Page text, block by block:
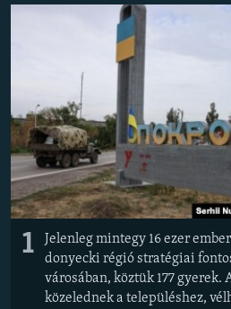
A PÉNZ NYOMÁBAN
KLÍMAVÁLTOZÁS
A MÚLT TANULSÁGAI
KÖVESSEN MINKET!
Valamennyi RFE/RL weboldal
1
Jelenleg mintegy 16 ezer
donyecki régió stratégiai
városában, köztük 177 gyerek.
közelednek a településhez,